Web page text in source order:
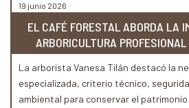
19 junio 2026
EL CAFÉ FORESTAL ABORDA LA
ARBORICULTURA
La arborista Vanesa Tilán destacó la
especializada, criterio técnico,
ambiental para conservar el